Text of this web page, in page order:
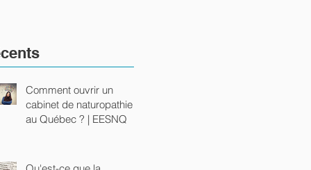
Comment ouvrir un
cabinet de naturopathie
au Québec ? | EESNQ